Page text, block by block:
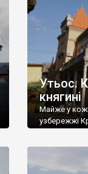
Утьос.
княгині
Майже у
узбережжі